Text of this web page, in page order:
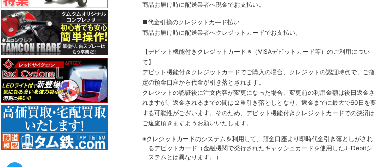
商品お届け時に配送業者へ現金でお支払い。
■代金引換のクレジットカ―ド払い
商品お届け時に配送業者へクレジットカードでお支払い。
【デビット機能付きクレジットカード ※（VISAデビットカード等） のご利用につい
て】
デビット機能付きクレジットカードでご購入の場合、クレジットの認証時点で、ご指
定の預金口座から代金が引き落とされます。
クレジットの認証後に注文内容が変更になった場合、変更前の利用金額は後日返金さ
れますが、返金されるまでの間は２重引き落としとなり、返金までに最大で60日を要
する可能性がございます。そのため、デビット機能付きクレジットカードでの決済は
ご遠慮頂きますようお願いいたします。
※クレジットカードのシステムを利用して、預金口座より即時代金引き落としがされ
るデビットカード（金融機関で発行されたキャッシュカードを使用したJ-Debitシ
ステムとは異なります。）